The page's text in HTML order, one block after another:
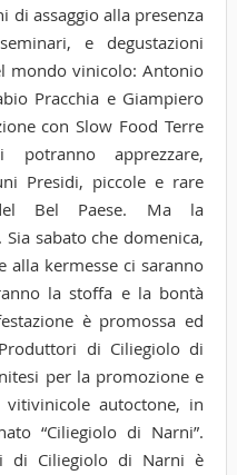
di assaggio alla presenza
e degustazioni
mondo vinicolo: Antonio
Pracchia e Giampiero
con Slow Food Terre
potranno apprezzare,
Presidi, piccole e rare
Bel Paese. Ma la
sabato che domenica,
alla kermesse ci saranno
la stoffa e la bontà
è promossa ed
di Ciliegiolo di
per la promozione e
autoctone, in
“Ciliegiolo di Narni”.
di Ciliegiolo di Narni è